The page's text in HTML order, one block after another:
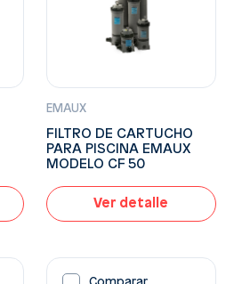
EMAUX
FILTRO DE CARTUCHO
PARA PISCINA EMAUX
MODELO CF 50
Ver detalle